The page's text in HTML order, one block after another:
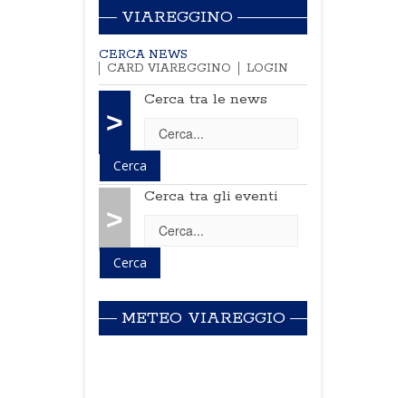
VIAREGGINO
CERCA NEWS
CARD VIAREGGINO
LOGIN
>
Cerca tra le news
>
Cerca tra gli eventi
METEO VIAREGGIO